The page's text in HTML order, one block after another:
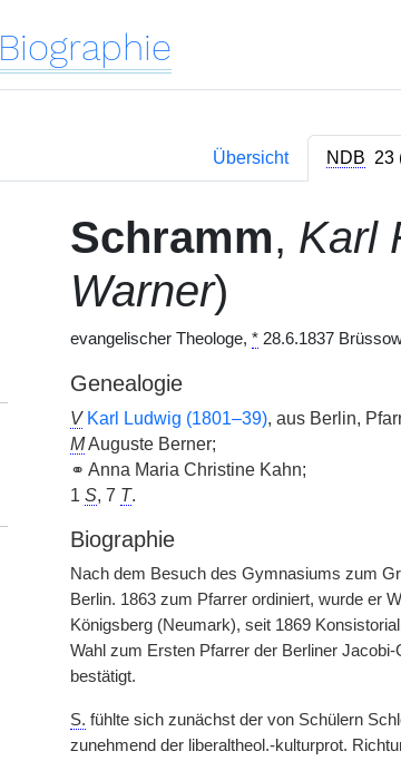
Biographie
Übersicht NDB 23
Schramm, Karl
Warner)
evangelischer Theologe, *28.6.1837
Genealogie
V Karl Ludwig (1801–39), aus Berlin,
MAuguste Berner;
⚭ Anna Maria Christine Kahn;
1 S, 7 T.
Biographie
Nach dem Besuch des Gymnasiums zum
Berlin. 1863 zum Pfarrer ordiniert, wurde er
Königsberg (Neumark), seit 1869
Wahl zum Ersten Pfarrer der Berliner
bestätigt.
S. fühlte sich zunächst der von Schülern
zunehmend der liberaltheol.-kulturprot.